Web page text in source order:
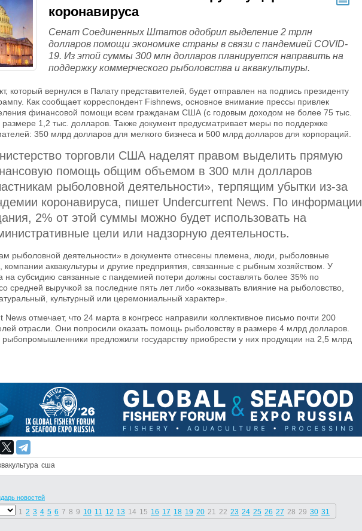
коронавируса
Сенат Соединенных Штатов одобрил выделение 2 трлн
долларов помощи экономике страны в связи с пандемией COVID-
19. Из этой суммы 300 млн долларов планируется направить на
поддержку коммерческого рыболовства и аквакультуры.
который вернулся в Палату представителей, будет отправлен на подпись президенту
Как сообщает корреспондент Fishnews, основное внимание прессы привлек
финансовой помощи всем гражданам США (с годовым доходом не более 75 тыс.
размере 1,2 тыс. долларов. Также документ предусматривает меры по поддержке
350 млрд долларов для мелкого бизнеса и 500 млрд долларов для корпораций.
торговли США наделят правом выделить прямую
помощь общим объемом в 300 млн долларов
рыболовной деятельности», терпящим убытки из-за
коронавируса, пишет Undercurrent News. По информации
2% от этой суммы можно будет использовать на
цели или надзорную деятельность.
рыболовной деятельности» в документе отнесены племена, люди, рыболовные
компании аквакультуры и другие предприятия, связанные с рыбным хозяйством. У
на субсидию связанные с пандемией потери должны составлять более 35% по
средней выручкой за последние пять лет либо «оказывать влияние на рыболовство,
культурный или церемониальный характер».
News отмечает, что 24 марта в конгресс направили коллективное письмо почти 200
отрасли. Они попросили оказать помощь рыболовству в размере 4 млрд долларов.
рыбопромышленники предложили государству приобрести у них продукции на 2,5 млрд
сша
новостей
1 2 3 4 5 6 7 8 9 10 11 12 13 14 15 16 17 18 19 20 21 22 23 24 25 26 27 28 29 30 31